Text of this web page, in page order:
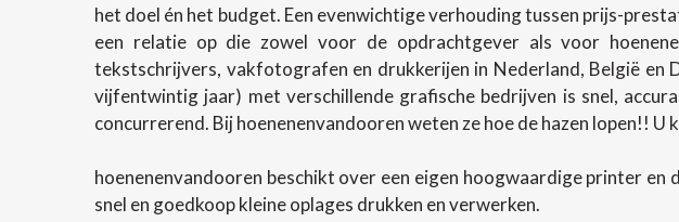
het doel én het budget. Een evenwichtige verhouding tussen prijs-
een relatie op die zowel voor de opdrachtgever als voor
tekstschrijvers, vakfotografen en drukkerijen in Nederland, België en
vijfentwintig jaar) met verschillende grafische bedrijven is snel,
concurrerend. Bij hoenenenvandooren weten ze hoe de hazen lopen!!
hoenenenvandooren beschikt over een eigen hoogwaardige printer
snel en goedkoop kleine oplages drukken en verwerken.